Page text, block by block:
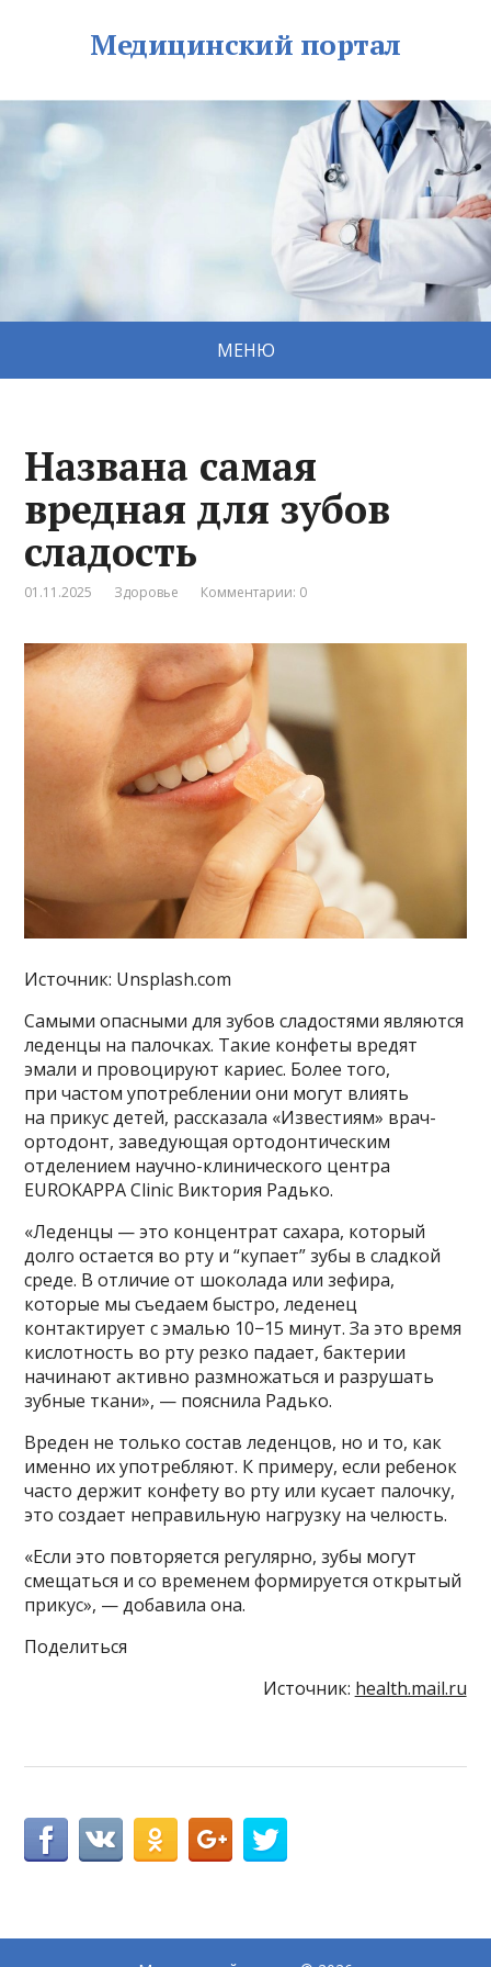
Медицинский портал
МЕНЮ
Названа самая
вредная для зубов
сладость
01.11.2025 Здоровье Комментарии: 0
Источник: Unsplash.com
Самыми опасными для зубов сладостями являются
леденцы на палочках. Такие конфеты вредят
эмали и провоцируют кариес. Более того,
при частом употреблении они могут влиять
на прикус детей, рассказала «Известиям» врач-
ортодонт, заведующая ортодонтическим
отделением научно-клинического центра
EUROKAPPA Clinic Виктория Радько.
«Леденцы — это концентрат сахара, который
долго остается во рту и “купает” зубы в сладкой
среде. В отличие от шоколада или зефира,
которые мы съедаем быстро, леденец
контактирует с эмалью 10−15 минут. За это время
кислотность во рту резко падает, бактерии
начинают активно размножаться и разрушать
зубные ткани», — пояснила Радько.
Вреден не только состав леденцов, но и то, как
именно их употребляют. К примеру, если ребенок
часто держит конфету во рту или кусает палочку,
это создает неправильную нагрузку на челюсть.
«Если это повторяется регулярно, зубы могут
смещаться и со временем формируется открытый
прикус», — добавила она.
Поделиться
Источник: health.mail.ru